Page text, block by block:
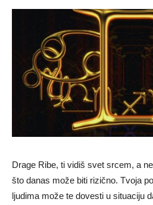
Drage Ribe, ti vidiš svet srcem, a
što danas može biti rizično. Tvoja
ljudima može te dovesti u situaciju